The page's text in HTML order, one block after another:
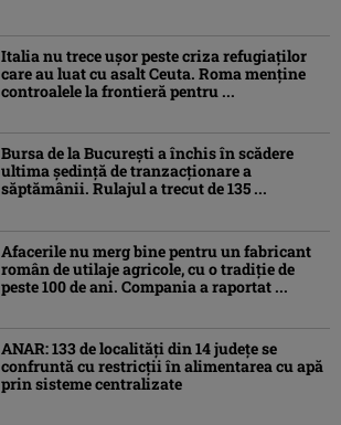
Italia nu trece ușor peste criza refugiaților
care au luat cu asalt Ceuta. Roma menține
controalele la frontieră pentru ...
Bursa de la București a închis în scădere
ultima ședință de tranzacționare a
săptămânii. Rulajul a trecut de 135 ...
Afacerile nu merg bine pentru un fabricant
român de utilaje agricole, cu o tradiție de
peste 100 de ani. Compania a raportat ...
ANAR: 133 de localități din 14 județe se
confruntă cu restricții în alimentarea cu apă
prin sisteme centralizate